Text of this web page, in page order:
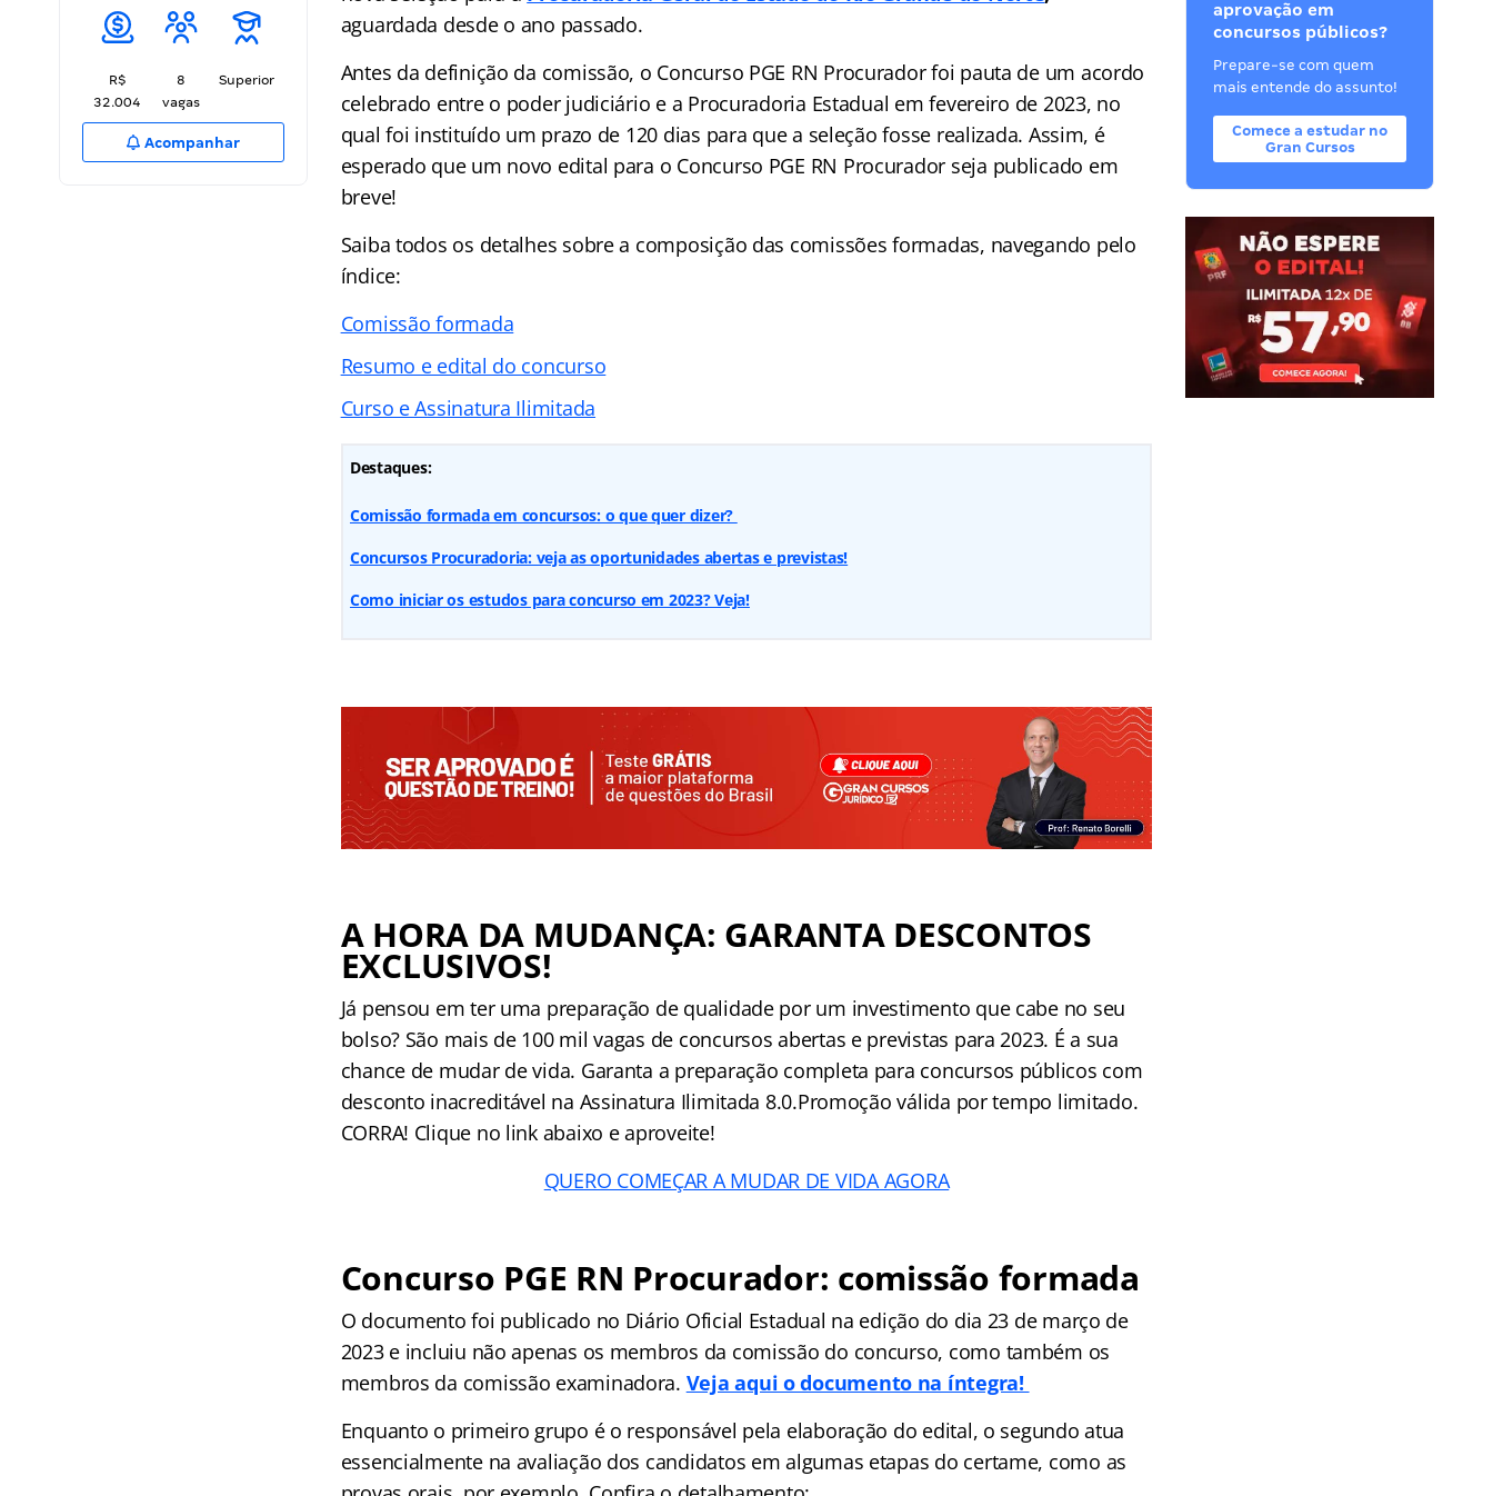
R$
32.004
8
vagas
Superior
Acompanhar
aguardada desde o ano passado.
Antes da definição da comissão, o Concurso PGE RN Procurador foi pauta de um acordo
celebrado entre o poder judiciário e a Procuradoria Estadual em fevereiro de 2023, no
qual foi instituído um prazo de 120 dias para que a seleção fosse realizada. Assim, é
esperado que um novo edital para o Concurso PGE RN Procurador seja publicado em
breve!
Saiba todos os detalhes sobre a composição das comissões formadas, navegando pelo
índice:
Comissão formada
Resumo e edital do concurso
Curso e Assinatura Ilimitada
Destaques:
Comissão formada em concursos: o que quer dizer?
Concursos Procuradoria: veja as oportunidades abertas e previstas!
Como iniciar os estudos para concurso em 2023? Veja!
A HORA DA MUDANÇA: GARANTA DESCONTOS
EXCLUSIVOS!
Já pensou em ter uma preparação de qualidade por um investimento que cabe no seu
bolso? São mais de 100 mil vagas de concursos abertas e previstas para 2023. É a sua
chance de mudar de vida. Garanta a preparação completa para concursos públicos com
desconto inacreditável na Assinatura Ilimitada 8.0.Promoção válida por tempo limitado.
CORRA! Clique no link abaixo e aproveite!
QUERO COMEÇAR A MUDAR DE VIDA AGORA
Concurso PGE RN Procurador: comissão formada
O documento foi publicado no Diário Oficial Estadual na edição do dia 23 de março de
2023 e incluiu não apenas os membros da comissão do concurso, como também os
membros da comissão examinadora. Veja aqui o documento na íntegra!
Enquanto o primeiro grupo é o responsável pela elaboração do edital, o segundo atua
essencialmente na avaliação dos candidatos em algumas etapas do certame, como as
aprovação em
concursos públicos?
Prepare-se com quem
mais entende do assunto!
Comece a estudar no
Gran Cursos